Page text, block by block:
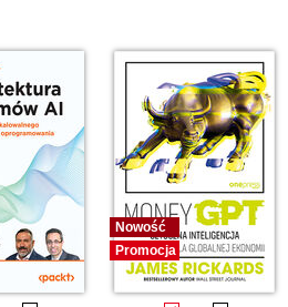
Nowość
Promocja